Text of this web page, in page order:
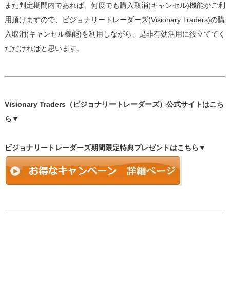
また判定期間内であれば、何度でも購入取消(キャンセル)機能がご利
用頂けますので、ビジョナリートレーダーズ(Visionary Traders)の購
入取消(キャンセル機能)を利用しながら、是非有効活用に役立ててく
だだければと思います。
Visionary Traders（ビジョナリートレーダーズ）公式サイトはこち
ら▼
ビジョナリートレーダーズ期間限定特典プレゼントはこちら▼